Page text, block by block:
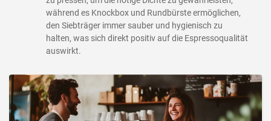
während es Knockbox und Rundbürste ermöglichen,
den Siebträger immer sauber und hygienisch zu
halten, was sich direkt positiv auf die Espressoqualität
auswirkt.